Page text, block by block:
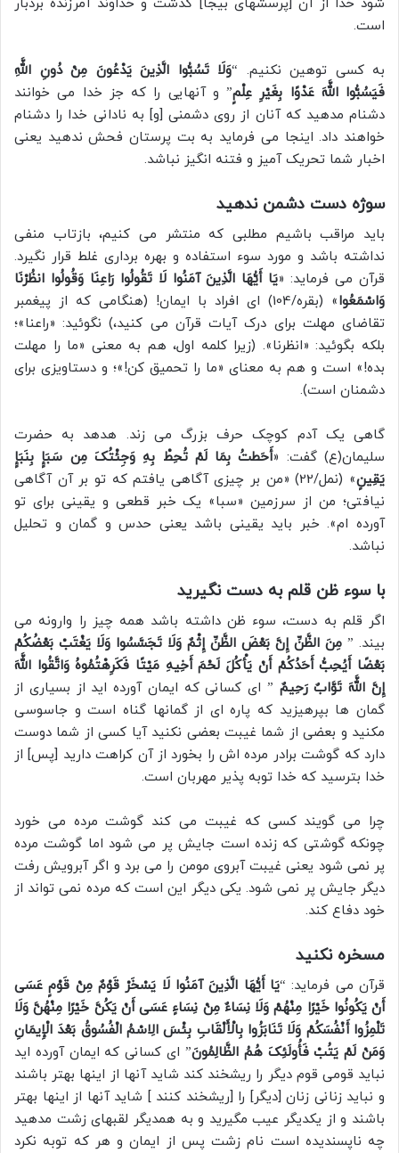
شود خدا از آن [پرسشهای بیجا] گذشت و خداوند آمرزنده بردبار
است.
به کسی توهین نکنیم. “وَلَا تَسُبُّوا الَّذِینَ یَدْعُونَ مِنْ دُونِ اللَّهِ
فَیَسُبُّوا اللَّهَ عَدْوًا بِغَیْرِ عِلْمٍ” و آنهایی را که جز خدا می خوانند
دشنام مدهید که آنان از روی دشمنی [و] به نادانی خدا را دشنام
خواهند داد. اینجا می فرماید به بت پرستان فحش ندهید یعنی
اخبار شما تحریک آمیز و فتنه انگیز نباشد.
سوژه دست دشمن ندهید
باید مراقب باشیم مطلبی که منتشر می کنیم، بازتاب منفی
نداشته باشد و مورد سوء استفاده و بهره برداری غلط قرار نگیرد.
قرآن می فرماید: «یَا أَیُّهَا الَّذِینَ آمَنُوا لَا تَقُولُوا رَاعِنَا وَقُولُوا انظُرْنَا
وَاسْمَعُوا
» (بقره/104) ای افراد با ایمان! (هنگامی که از پیغمبر
تقاضای مهلت برای درک آیات قرآن می کنید،) نگوئید: «راعنا»؛
بلکه بگوئید: «انظرنا». (زیرا کلمه اول، هم به معنی «ما را مهلت
بده!» است و هم به معنای «ما را تحمیق کن!»؛ و دستاویزی برای
دشمنان است).
گاهی یک آدم کوچک حرف بزرگ می زند. هدهد به حضرت
سلیمان(ع) گفت: «أَحَطتُ بِمَا لَمْ تُحِطْ بِهِ وَجِئْتُکَ مِن سَبَإٍ بِنَبَإٍ
یَقِینٍ
» (نمل/22) «من بر چیزی آگاهی یافتم که تو بر آن آگاهی
نیافتی؛ من از سرزمین «سبا» یک خبر قطعی و یقینی برای تو
آورده ام». خبر باید یقینی باشد یعنی حدس و گمان و تحلیل
نباشد.
با سوء ظن قلم به دست نگیرید
اگر قلم به دست، سوء ظن داشته باشد همه چیز را وارونه می
بیند. ” مِنَ الظَّنِّ إِنَّ بَعْضَ الظَّنِّ إِثْمٌ وَلَا تَجَسَّسُوا وَلَا یَغْتَبْ بَعْضُکُمْ
بَعْضًا أَیُحِبُّ أَحَدُکُمْ أَنْ یَأْکُلَ لَحْمَ أَخِیهِ مَیْتًا فَکَرِهْتُمُوهُ وَاتَّقُوا اللَّهَ
إِنَّ اللَّهَ تَوَّابٌ رَحِیمٌ ” ای کسانی که ایمان آورده اید از بسیاری از
گمان ها بپرهیزید که پاره ای از گمانها گناه است و جاسوسی
مکنید و بعضی از شما غیبت بعضی نکنید آیا کسی از شما دوست
دارد که گوشت برادر مرده اش را بخورد از آن کراهت دارید [پس] از
خدا بترسید که خدا توبه پذیر مهربان است.
چرا می گویند کسی که غیبت می کند گوشت مرده می خورد
چونکه گوشتی که زنده است جایش پر می شود اما گوشت مرده
پر نمی شود یعنی غیبت آبروی مومن را می برد و اگر آبرویش رفت
دیگر جایش پر نمی شود. یکی دیگر این است که مرده نمی تواند از
خود دفاع کند.
مسخره نکنید
قرآن می فرماید: “یَا أَیُّهَا الَّذِینَ آمَنُوا لَا یَسْخَرْ قَوْمٌ مِنْ قَوْمٍ عَسَی
أَنْ یَکُونُوا خَیْرًا مِنْهُمْ وَلَا نِسَاءٌ مِنْ نِسَاءٍ عَسَی أَنْ یَکُنَّ خَیْرًا مِنْهُنَّ وَلَا
تَلْمِزُوا أَنْفُسَکُمْ وَلَا تَنَابَزُوا بِالْأَلْقَابِ بِئْسَ الِاسْمُ الْفُسُوقُ بَعْدَ الْإِیمَانِ
وَمَنْ لَمْ یَتُبْ فَأُولَئِکَ هُمُ الظَّالِمُونَ” ای کسانی که ایمان آورده اید
نباید قومی قوم دیگر را ریشخند کند شاید آنها از اینها بهتر باشند
و نباید زنانی زنان [دیگر] را [ریشخند کنند ] شاید آنها از اینها بهتر
باشند و از یکدیگر عیب مگیرید و به همدیگر لقبهای زشت مدهید
چه ناپسندیده است نام زشت پس از ایمان و هر که توبه نکرد